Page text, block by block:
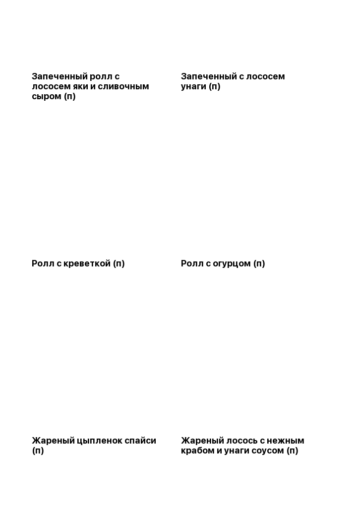
Запеченный ролл с
лососем яки и сливочным
сыром (п)
Запеченный с лососем
унаги (п)
Ролл с креветкой (п) Ролл с огурцом (п)
Жареный цыпленок спайси
(п)
Жареный лосось с нежным
крабом и унаги соусом (п)